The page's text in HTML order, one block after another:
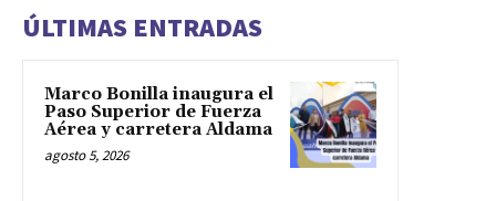
ÚLTIMAS ENTRADAS
Marco Bonilla inaugura el
Paso Superior de Fuerza
Aérea y carretera Aldama
agosto 5, 2026